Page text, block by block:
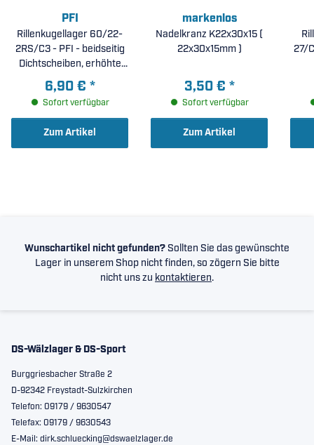
PFI
Rillenkugellager 60/22-
2RS/C3 - PFI - beidseitig
Dichtscheiben, erhöhte
radiale Lagerluft C3 (
22x44x12mm )
6,90 € *
Sofort verfügbar
Zum Artikel
markenlos
Nadelkranz K22x30x15 (
22x30x15mm )
3,50 € *
Sofort verfügbar
Zum Artikel
27/
Wunschartikel nicht gefunden? Sollten Sie das gewünschte
Lager in unserem Shop nicht finden, so zögern Sie bitte
nicht uns zu kontaktieren.
DS-Wälzlager & DS-Sport
Burggriesbacher Straße 2
D-92342 Freystadt-Sulzkirchen
Telefon: 09179 / 9630547
Telefax: 09179 / 9630543
E-Mail: dirk.schluecking@dswaelzlager.de